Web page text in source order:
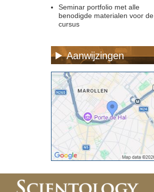
Seminar portfolio met alle
benodigde materialen voor de
cursus
Aanwijzingen